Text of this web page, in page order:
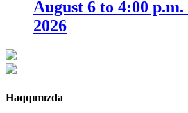
August 6 to 4:00 p.m.
2026
Haqqımızda